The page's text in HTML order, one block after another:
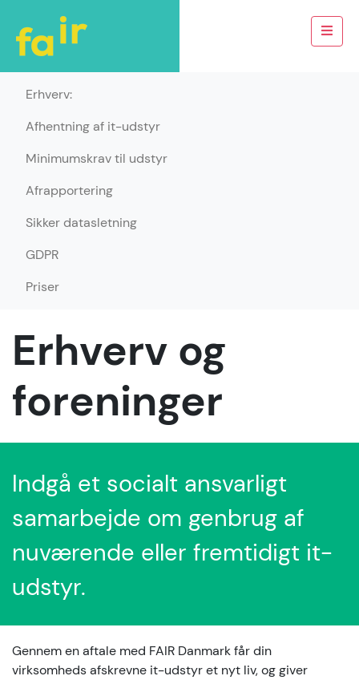
Erhverv:
Afhentning af it-udstyr
Minimumskrav til udstyr
Afrapportering
Sikker datasletning
GDPR
Priser
Erhverv og
foreninger
Indgå et socialt ansvarligt
samarbejde om genbrug af
nuværende eller fremtidigt it-
udstyr.
Gennem en aftale med FAIR Danmark får din
virksomheds afskrevne it-udstyr et nyt liv, og giver